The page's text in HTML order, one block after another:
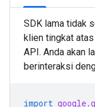
SDK lama tidak
klien tingkat
API. Anda akan
berinteraksi
import